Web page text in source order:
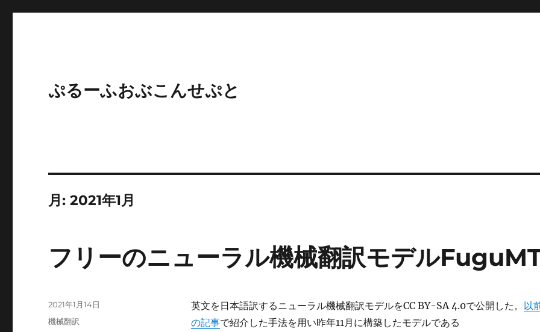
ぷるーふおぶこんせぷと
月:2021年1月
フリーのニューラル機械翻訳モデル
英文を日本語訳するニューラル機械翻訳モデルをCC BY-SA 4.0で公開した。 以
の記事で紹介した手法を用い昨年11月に構築したモデルである
投
稿
2021年1月14日
カ
機械翻訳